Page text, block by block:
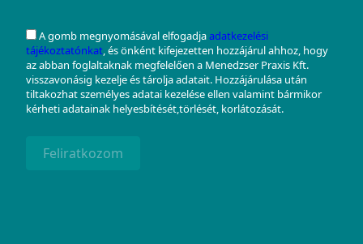
A gomb megnyomásával elfogadjaadatkezelési
tájékoztatónkat, és önként kifejezetten hozzájárul ahhoz, hogy
az abban foglaltaknak megfelelően a Menedzser Praxis Kft.
visszavonásig kezelje és tárolja adatait. Hozzájárulása után
tiltakozhat személyes adatai kezelése ellen valamint bármikor
kérheti adatainak helyesbítését,törlését, korlátozását.
Feliratkozom